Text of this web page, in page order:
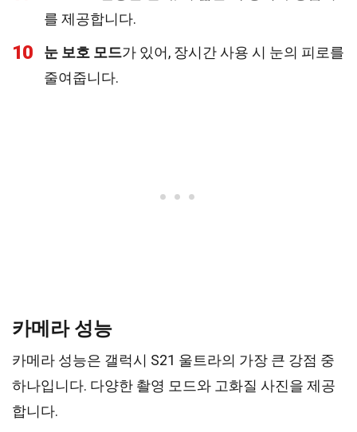
를 제공합니다.
10 눈 보호 모드가 있어, 장시간 사용 시 눈의 피로를
줄여줍니다.
카메라 성능
카메라 성능은 갤럭시 S21 울트라의 가장 큰 강점 중
하나입니다. 다양한 촬영 모드와 고화질 사진을 제공
합니다.